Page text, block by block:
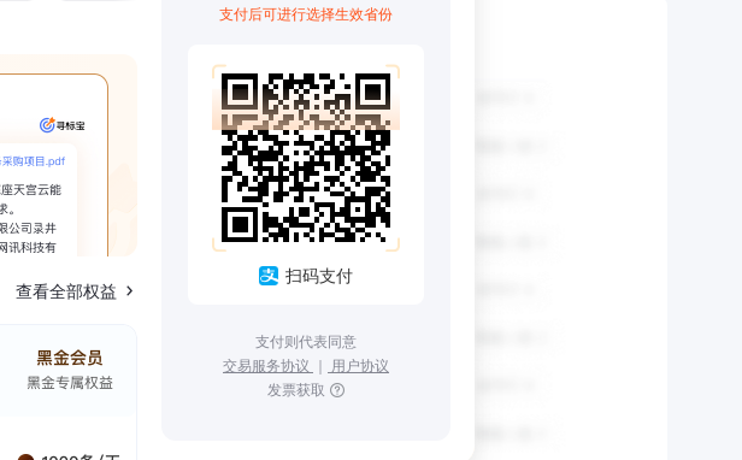
查看全部权益
支付后可进行选择生效省份
扫码支付
支付则代表同意
交易服务协议 ｜ 用户协议
发票获取